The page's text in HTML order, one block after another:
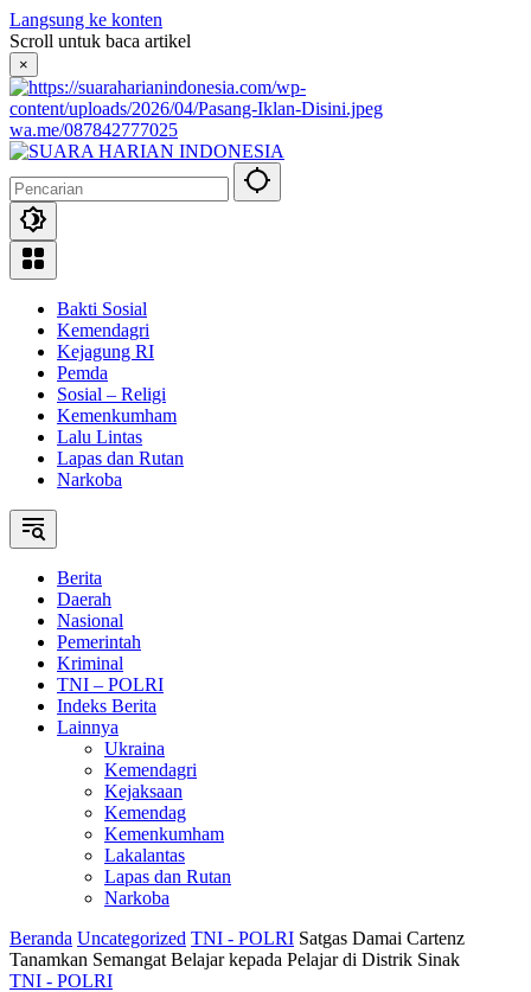
Langsung ke konten
Scroll untuk baca artikel
×
wa.me/087842777025
Bakti Sosial
Kemendagri
Kejagung RI
Pemda
Sosial – Religi
Kemenkumham
Lalu Lintas
Lapas dan Rutan
Narkoba
Berita
Daerah
Nasional
Pemerintah
Kriminal
TNI – POLRI
Indeks Berita
Lainnya
Ukraina
Kemendagri
Kejaksaan
Kemendag
Kemenkumham
Lakalantas
Lapas dan Rutan
Narkoba
Beranda Uncategorized TNI - POLRI Satgas Damai Cartenz
Tanamkan Semangat Belajar kepada Pelajar di Distrik Sinak
TNI - POLRI